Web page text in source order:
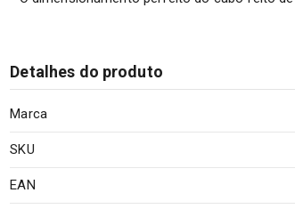
Detalhes do produto
Marca
SKU
EAN